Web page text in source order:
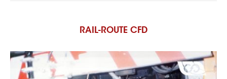
RAIL-ROUTE CFD